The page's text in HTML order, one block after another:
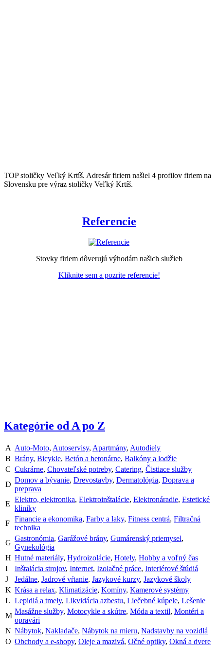
TOP stoličky Veľký Krtíš. Adresár firiem našiel 4 profilov firiem na
Slovensku pre výraz stoličky Veľký Krtíš.
Referencie
Stovky firiem dôverujú výhodám našich služieb
Kliknite sem a pozrite referencie!
Kategórie od A po Z
A Auto-Moto, Autoservisy, Apartmány, Autodiely
B Brány, Bicykle, Betón a betonárne, Balkóny a lodžie
C Cukrárne, Chovateľské potreby, Catering, Čistiace služby
D
Domov a bývanie, Drevostavby, Dermatológia, Doprava a
preprava
E
Elektro, elektronika, Elektroinštalácie, Elektronáradie, Estetické
kliniky
F
Financie a ekonomika, Farby a laky, Fitness centrá, Filtračná
technika
G
Gastronómia, Garážové brány, Gumárenský priemysel,
Gynekológia
H Hutné materiály, Hydroizolácie, Hotely, Hobby a voľný čas
I
Inštalácia strojov, Internet, Izolačné práce, Interiérové štúdiá
J
Jedálne, Jadrové vŕtanie, Jazykové kurzy, Jazykové školy
K Krása a relax, Klimatizácie, Komíny, Kamerové systémy
L Lepidlá a tmely, Likvidácia azbestu, Liečebné kúpele, Lešenie
M
Masážne služby, Motocykle a skútre, Móda a textil, Montéri a
opravári
N Nábytok, Nakladače, Nábytok na mieru, Nadstavby na vozidlá
O Obchody a e-shopy, Oleje a mazivá, Očné optiky, Okná a dvere